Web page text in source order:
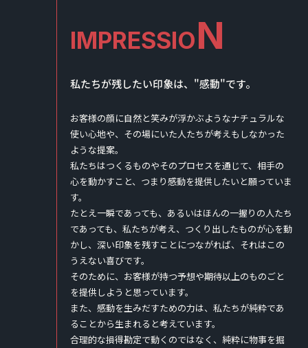
IMPRESSION
私たちが残したい印象は、"感動"です。
お客様の顔に自然と笑みが浮かぶようなナチュラルな
使い心地や、その場にいた人たちが考えもしなかった
ような提案。
私たちはつくるものやそのプロセスを通じて、相手の
心を動かすこと、つまり感動を提供したいと願っていま
す。
たとえ一瞬であっても、あるいはほんの一握りの人たち
であっても、私たちが考え、つくり出したものが心を動
かし、深い印象を残すことにつながれば、それはこの
うえない喜びです。
そのために、お客様が持つ予想や期待以上のものごと
を提供しようと思っています。
また、感動を生みだすための力は、私たちが純粋であ
ることから生まれると考えています。
合理的な損得勘定で動くのではなく、純粋に物事を掘